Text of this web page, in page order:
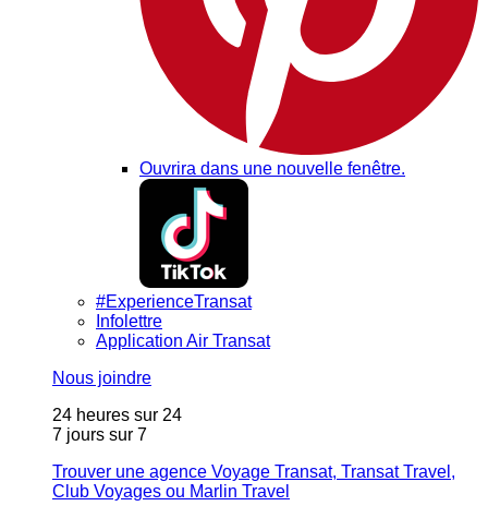
Ouvrira dans une nouvelle fenêtre.
#ExperienceTransat
Infolettre
Application Air Transat
Nous joindre
24 heures sur 24
7 jours sur 7
Trouver une agence Voyage Transat, Transat Travel,
Club Voyages ou Marlin Travel